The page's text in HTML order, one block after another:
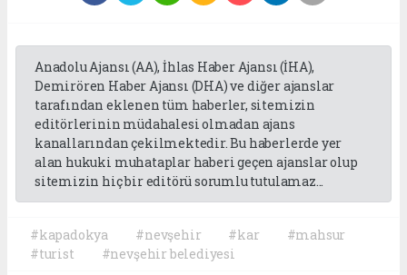
Anadolu Ajansı (AA), İhlas Haber Ajansı (İHA),
Demirören Haber Ajansı (DHA) ve diğer ajanslar
tarafından eklenen tüm haberler, sitemizin
editörlerinin müdahalesi olmadan ajans
kanallarından çekilmektedir. Bu haberlerde yer
alan hukuki muhataplar haberi geçen ajanslar olup
sitemizin hiç bir editörü sorumlu tutulamaz...
#kapadokya #nevşehir #kar
#mahsur
#turist
#nevşehir belediyesi